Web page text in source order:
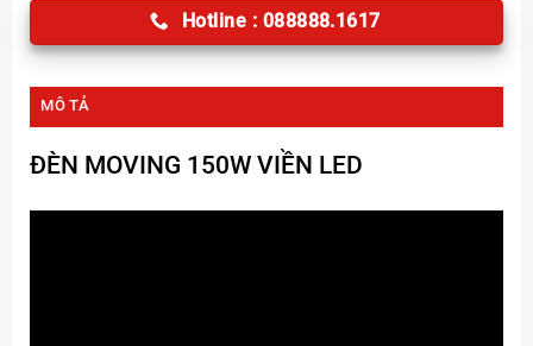
Hotline : 088888.1617
MÔ TẢ
ĐÈN MOVING 150W VIỀN LED